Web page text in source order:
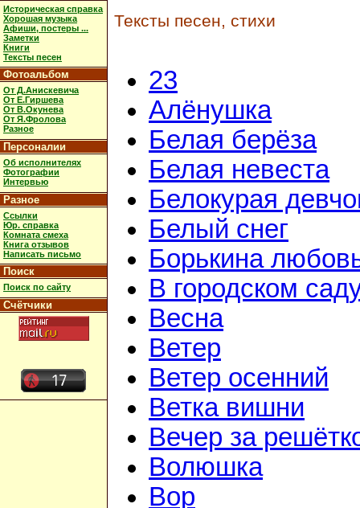
Историческая справка
Хорошая музыка
Афиши, постеры ...
Заметки
Книги
Тексты песен
Фотоальбом
От Д.Анискевича
От Е.Гиршева
От В.Окунева
От Я.Фролова
Разное
Персоналии
Об исполнителях
Фотографии
Интервью
Разное
Ссылки
Юр. справка
Комната смеха
Книга отзывов
Написать письмо
Поиск
Поиск по сайту
Счётчики
Тексты песен, стихи
23
Алёнушка
Белая берёза
Белая невеста
Белокурая
Белый снег
Борькина
В городском
Весна
Ветер
Ветер осенний
Ветка вишни
Вечер за
Волюшка
Вор